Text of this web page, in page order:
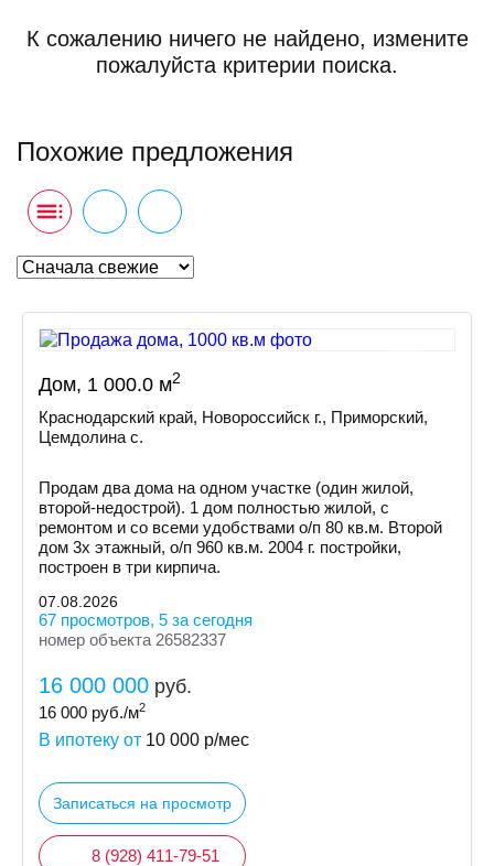
К сожалению ничего не найдено, измените
пожалуйста критерии поиска.
Похожие предложения
Дом, 1 000.0 м2
Краснодарский край, Новороссийск г., Приморский,
Цемдолина с.
Продам два дома на одном участке (один жилой,
второй-недострой). 1 дом полностью жилой, с
ремонтом и со всеми удобствами о/п 80 кв.м. Второй
дом 3х этажный, о/п 960 кв.м. 2004 г. постройки,
построен в три кирпича.
07.08.2026
67 просмотров, 5 за сегодня
номер объекта 26582337
16 000 000 руб.
16 000 руб./м2
В ипотеку от 10 000 р/мес
Записаться на просмотр
8 (928) 411-79-51